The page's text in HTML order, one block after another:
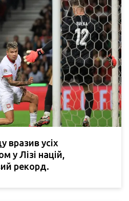
вразив усіх
у Лізі націй,
рекорд.